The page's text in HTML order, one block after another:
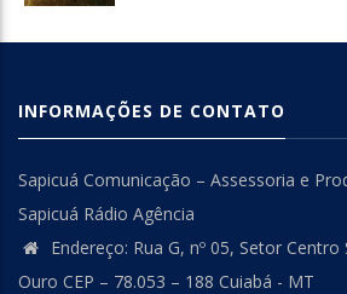
INFORMAÇÕES DE CONTATO
Sapicuá Comunicação – Assessoria e
Sapicuá Rádio Agência
Endereço: Rua G, nº 05, Setor
Ouro CEP – 78.053 – 188 Cuiabá - MT